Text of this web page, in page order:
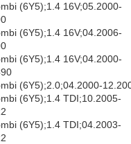
(6Y5);1.4 16V;05.2000-
(6Y5);1.4 16V;04.2006-
(6Y5);1.4 16V;04.2000-
(6Y5);2.0;04.2000-
(6Y5);1.4 TDI;10.2005-
(6Y5);1.4 TDI;04.2003-